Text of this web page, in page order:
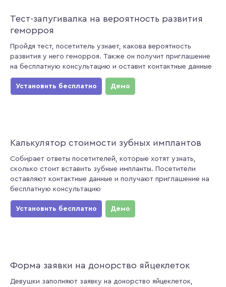
Тест-запугивалка на вероятность развития
геморроя
Пройдя тест, посетитель узнает, какова вероятность
развития у него геморроя. Также он получит приглашение
на бесплатную консультацию и оставит контактные данные
Установить бесплатно Демо
Калькулятор стоимости зубных имплантов
Собирает ответы посетителей, которые хотят узнать,
сколько стоит вставить зубные импланты. Посетители
оставляют контактные данные и получают приглашение на
бесплатную консультацию
Установить бесплатно Демо
Форма заявки на донорство яйцеклеток
Девушки заполняют заявку на донорство яйцеклеток,